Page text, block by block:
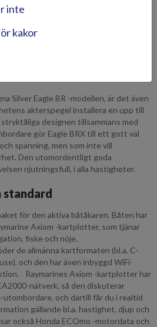
behov kan monteras. Dessa är
att även fungera bra för fiske.
täckas av en fristående
Silver Eagle BR -modellen, är det även
akterspegel installera en upp till
designen tillsammans med
gör Eagle BRX till ett gott val
spänning, men som inte vill
Den utomordentligt goda
njutningsfull, i alla hastigheter.
för den aktiva båtåkaren. Båten har
Axiom -kartplotter, som tjänar
fiske och nöje.
de allmänna kartformaten (bl.a. C-
och den har även inbyggd WiFi-
Raymarines Axiom -kartplotter har
nätverk, så den diskuterar
och därtill får du i realtid
gällande bl.a. hastighet, djup och
också Honda ECOmo -motordata och
inte
kakor